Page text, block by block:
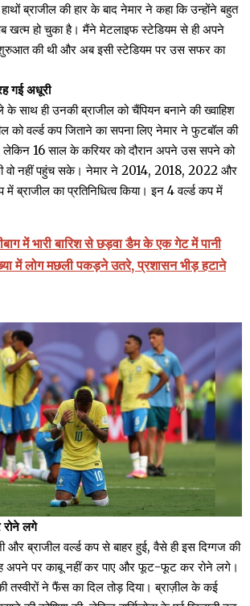
ब्राजील की हार के बाद नेमार ने कहा कि उन्होंने बहुत
खत्म हो चुका है। मैंने मेटलाइफ स्टेडियम से ही अपने
की थी और अब इसी स्टेडियम पर उस सफर का
गई अधूरी
साथ ही उनकी ब्राजील को चैंपियन बनाने की ख्वाहिश
को वर्ल्ड कप जिताने का सपना लिए नेमार ने फुटबॉल की
लेकिन 16 साल के करियर को दौरान अपने उस सपने को
नहीं पहुंच सके। नेमार ने 2014, 2018, 2022 और
ब्राजील का प्रतिनिधित्व किया। इन 4 वर्ल्ड कप में
में भारी बारिश से छड़वा डैम के एक गेट में पानी
में लोग मछली पकड़ने उतरे, प्रशासन भीड़ हटाने
लगे
और ब्राजील वर्ल्ड कप से बाहर हुई, वैसे ही इस दिग्गज की
पर काबू नहीं कर पाए और फूट-फूट कर रोने लगे।
तस्वीरों ने फैंस का दिल तोड़ दिया। ब्राज़ील के कई